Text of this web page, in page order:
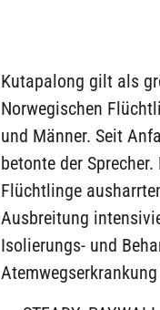
Kutapalong gilt als
Norwegischen
und Männer. Seit
betonte der
Flüchtlinge
Ausbreitung
Isolierungs- und